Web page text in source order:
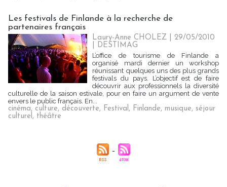
Les festivals de Finlande à la recherche de
partenaires français
Laury-Anne CHOLEZ | 29/05/2010
DESTIMAG
L’office de tourisme de Finlande a
organisé mardi dernier un workshop
réunissant quelques uns des plus grands
festivals du pays. L’objectif est de faire
découvrir aux professionnels la diversité
culturelle de la saison estivale, pour en faire un argument de vente
envers le public français. En...
cinéma, culture, découverte, Festival, Finlande, musique, séjour
culturel, théâtre